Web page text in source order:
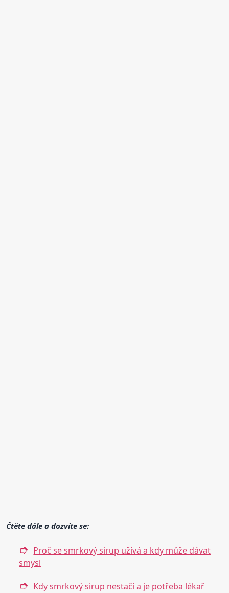
Čtěte dále a dozvíte se:
Proč se smrkový sirup užívá a kdy může dávat
smysl
Kdy smrkový sirup nestačí a je potřeba lékař